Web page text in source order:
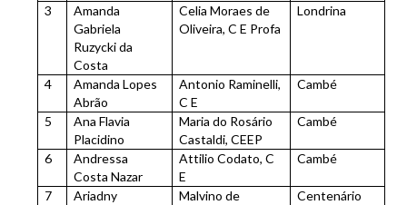
3
Amanda
Gabriela
Ruzycki da
Costa
Celia Moraes de
Oliveira, C E Profa
Londrina
4
Amanda Lopes
Abrão
Antonio Raminelli,
C E
Cambé
5
Ana Flavia
Placidino
Maria do Rosário
Castaldi, CEEP
Cambé
6
Andressa
Costa Nazar
Attilio Codato, C
E
Cambé
7
Ariadny
Malvino de
Centenário